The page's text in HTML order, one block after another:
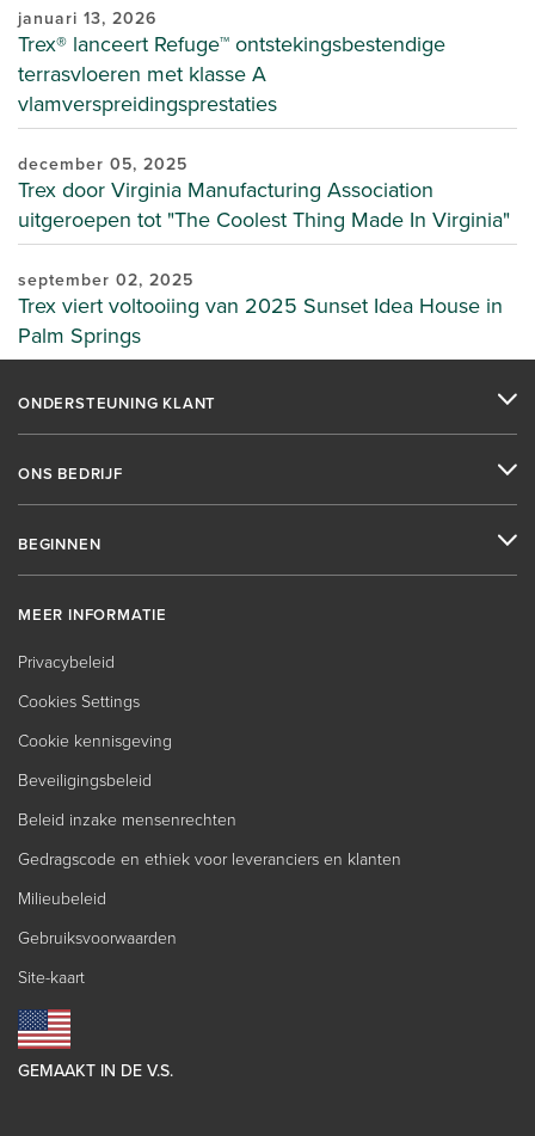
januari 13, 2026
Trex® lanceert Refuge™ ontstekingsbestendige
terrasvloeren met klasse A
vlamverspreidingsprestaties
december 05, 2025
Trex door Virginia Manufacturing Association
uitgeroepen tot "The Coolest Thing Made In Virginia"
september 02, 2025
Trex viert voltooiing van 2025 Sunset Idea House in
Palm Springs
ONDERSTEUNING KLANT
ONS BEDRIJF
BEGINNEN
MEER INFORMATIE
Privacybeleid
Cookies Settings
Cookie kennisgeving
Beveiligingsbeleid
Beleid inzake mensenrechten
Gedragscode en ethiek voor leveranciers en klanten
Milieubeleid
Gebruiksvoorwaarden
Site-kaart
GEMAAKT IN DE V.S.